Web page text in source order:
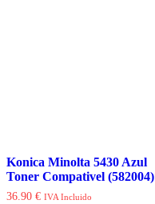
Konica Minolta 5430 Azul
Toner Compativel (582004)
36.90 € IVA Incluido